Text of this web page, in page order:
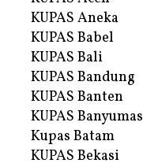
KUPAS Aneka
KUPAS Babel
KUPAS Bali
KUPAS Bandung
KUPAS Banten
KUPAS Banyumas
Kupas Batam
KUPAS Bekasi